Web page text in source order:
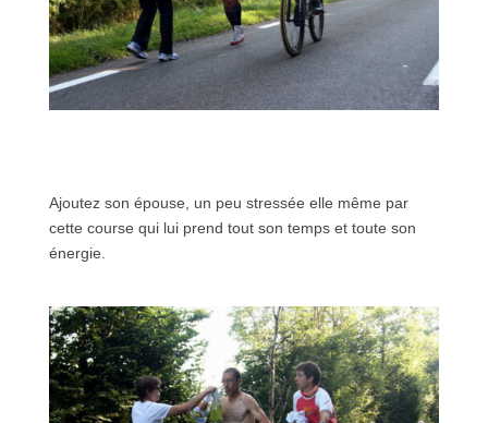
Ajoutez son épouse, un peu stressée elle même par
cette course qui lui prend tout son temps et toute son
énergie.